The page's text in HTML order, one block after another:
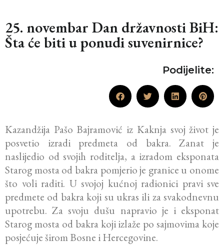
25. novembar Dan državnosti BiH:
Šta će biti u ponudi suvenirnice?
Podijelite:
Kazandžija Pašo Bajramović iz Kaknja svoj život je
posvetio izradi predmeta od bakra. Zanat je
naslijedio od svojih roditelja, a izradom eksponata
Starog mosta od bakra pomjerio je granice u onome
što voli raditi. U svojoj kućnoj radionici pravi sve
predmete od bakra koji su ukras ili za svakodnevnu
upotrebu. Za svoju dušu napravio je i eksponat
Starog mosta od bakra koji izlaže po sajmovima koje
posjećuje širom Bosne i Hercegovine.